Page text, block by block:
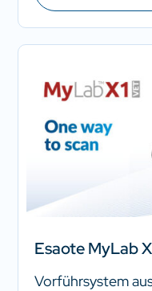
Esaote MyLab
Vorführsystem